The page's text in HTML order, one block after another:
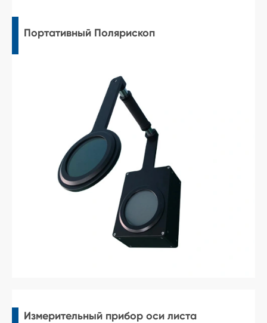
Портативный Полярископ
Измерительный прибор оси листа